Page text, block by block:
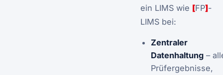
ein LIMS wie [FP]-
LIMS bei:
Zentraler
Datenhaltung–
Prüfergebnisse,